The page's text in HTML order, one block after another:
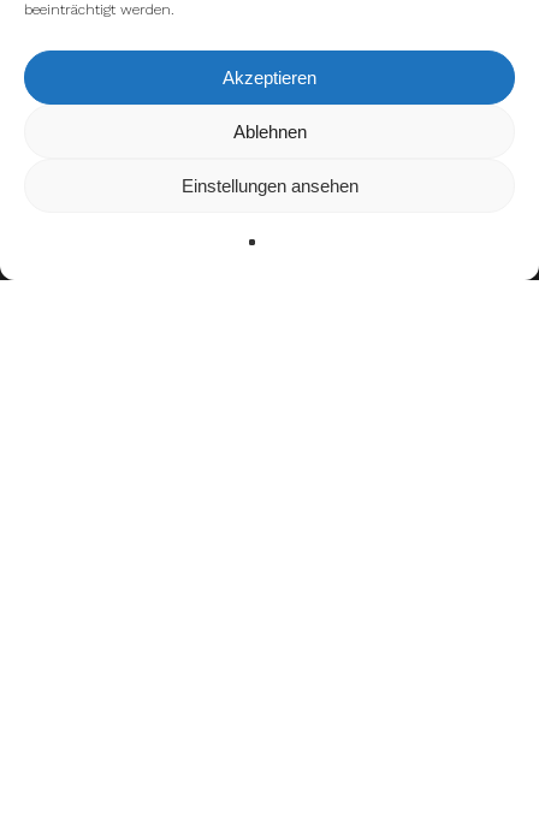
beeinträchtigt werden.
Akzeptieren
Ablehnen
Einstellungen ansehen
Wir verwenden Cookies, um dir die bestmögliche Erfahrung auf
kannst du erfahren, welche Cookies wir
verwenden oder sie ausschalten.